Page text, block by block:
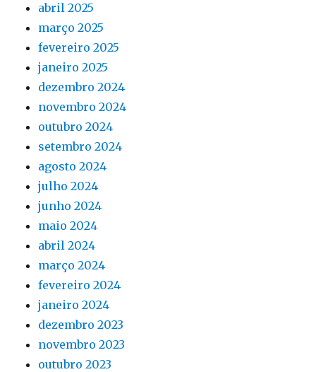
abril 2025
março 2025
fevereiro 2025
janeiro 2025
dezembro 2024
novembro 2024
outubro 2024
setembro 2024
agosto 2024
julho 2024
junho 2024
maio 2024
abril 2024
março 2024
fevereiro 2024
janeiro 2024
dezembro 2023
novembro 2023
outubro 2023